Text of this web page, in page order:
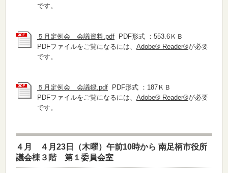
です。
５月定例会 会議資料.pdf PDF形式 ：553.6ＫＢ
PDFファイルをご覧になるには、 Adobe® Reader®が必要
です。
５月定例会 会議録.pdf PDF形式 ：187ＫＢ
PDFファイルをご覧になるには、 Adobe® Reader®が必要
です。
４月 ４月23日（木曜）午前10時から 南足柄市役所
議会棟３階 第１委員会室